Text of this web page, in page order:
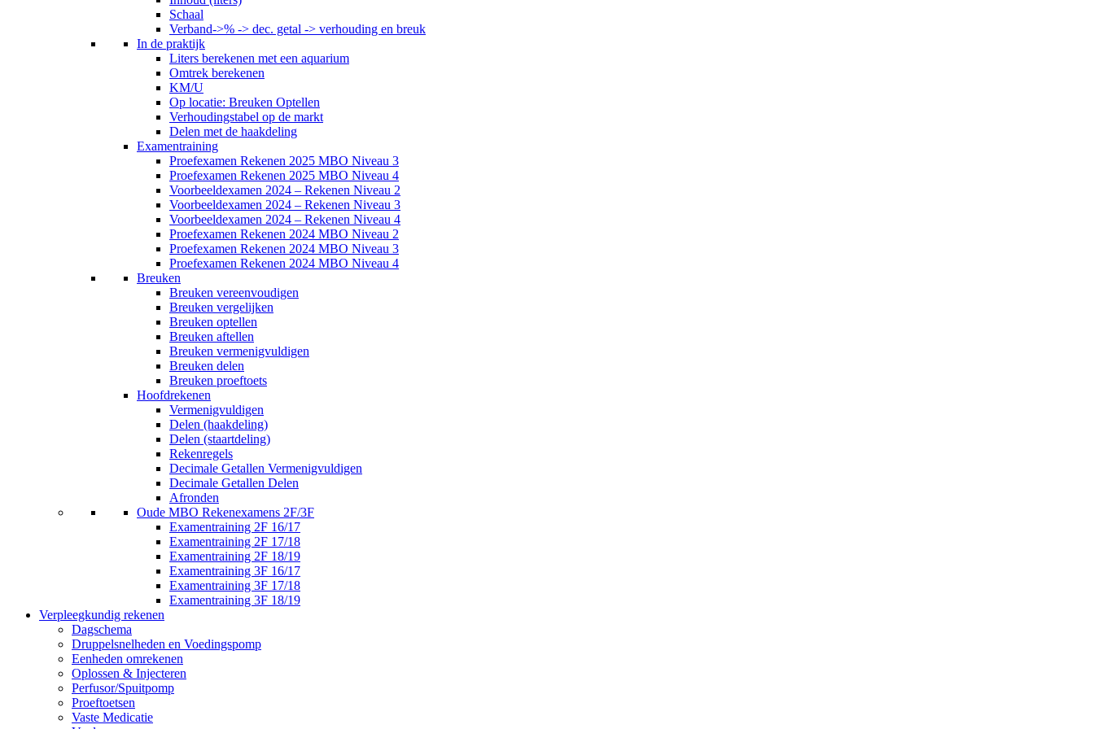
Schaal
Verband->% -> dec. getal -> verhouding en breuk
In de praktijk
Liters berekenen met een aquarium
Omtrek berekenen
KM/U
Op locatie: Breuken Optellen
Verhoudingstabel op de markt
Delen met de haakdeling
Examentraining
Proefexamen Rekenen 2025 MBO Niveau 3
Proefexamen Rekenen 2025 MBO Niveau 4
Voorbeeldexamen 2024 – Rekenen Niveau 2
Voorbeeldexamen 2024 – Rekenen Niveau 3
Voorbeeldexamen 2024 – Rekenen Niveau 4
Proefexamen Rekenen 2024 MBO Niveau 2
Proefexamen Rekenen 2024 MBO Niveau 3
Proefexamen Rekenen 2024 MBO Niveau 4
Breuken
Breuken vereenvoudigen
Breuken vergelijken
Breuken optellen
Breuken aftellen
Breuken vermenigvuldigen
Breuken delen
Breuken proeftoets
Hoofdrekenen
Vermenigvuldigen
Delen (haakdeling)
Delen (staartdeling)
Rekenregels
Decimale Getallen Vermenigvuldigen
Decimale Getallen Delen
Afronden
Oude MBO Rekenexamens 2F/3F
Examentraining 2F 16/17
Examentraining 2F 17/18
Examentraining 2F 18/19
Examentraining 3F 16/17
Examentraining 3F 17/18
Examentraining 3F 18/19
Verpleegkundig rekenen
Dagschema
Druppelsnelheden en Voedingspomp
Eenheden omrekenen
Oplossen & Injecteren
Perfusor/Spuitpomp
Proeftoetsen
Vaste Medicatie